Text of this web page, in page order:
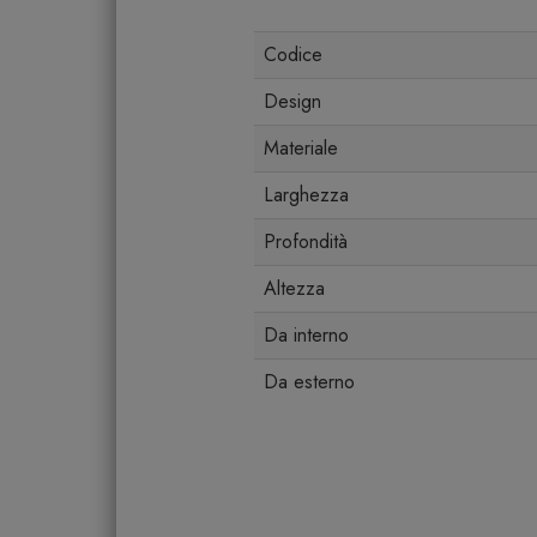
Codice
Design
Materiale
Larghezza
Profondità
Altezza
Da interno
Da esterno